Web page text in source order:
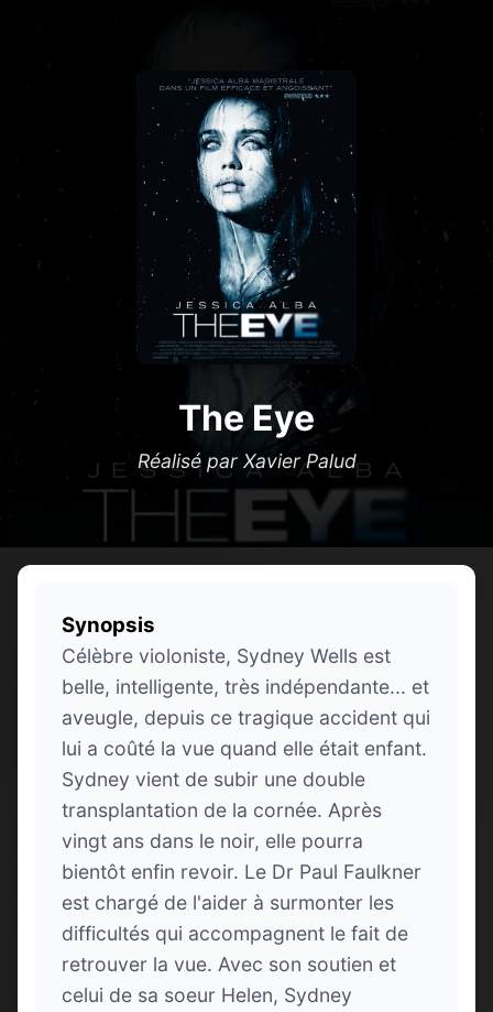
The Eye
Réalisé par Xavier Palud
Synopsis
Célèbre violoniste, Sydney Wells est
belle, intelligente, très indépendante... et
aveugle, depuis ce tragique accident qui
lui a coûté la vue quand elle était enfant.
Sydney vient de subir une double
transplantation de la cornée. Après
vingt ans dans le noir, elle pourra
bientôt enfin revoir. Le Dr Paul Faulkner
est chargé de l'aider à surmonter les
difficultés qui accompagnent le fait de
retrouver la vue. Avec son soutien et
celui de sa soeur Helen, Sydney